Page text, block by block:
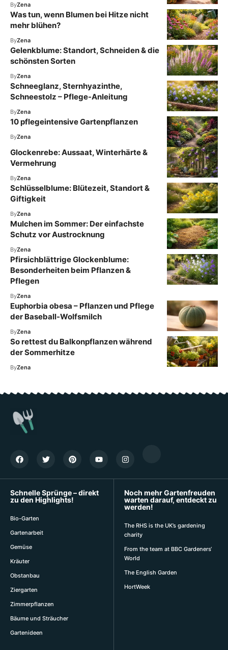
ByZena
Was tun, wenn Blumen bei Hitze nicht
mehr blühen?
ByZena
Gelenkblume: Standort, Schneiden & die
schönsten Sorten
ByZena
Schneeglanz, Sternhyazinthe,
Schneestolz – Pflege-Anleitung
ByZena
10 pflegeintensive Gartenpflanzen
ByZena
Glockenrebe: Aussaat, Winterhärte &
Vermehrung
ByZena
Schlüsselblume: Blütezeit, Standort &
Giftigkeit
ByZena
Mulchen im Sommer: Der einfachste
Schutz vor Austrocknung
ByZena
Pfirsichblättrige Glockenblume:
Besonderheiten beim Pflanzen &
Pflegen
ByZena
Euphorbia obesa – Pflanzen und Pflege
der Baseball-Wolfsmilch
ByZena
So rettest du Balkonpflanzen während
der Sommerhitze
ByZena
Schnelle Sprünge – direkt
zu den Highlights!
Bio-Garten
Gartenarbeit
Gemüse
Kräuter
Obstanbau
Ziergarten
Zimmerpflanzen
Bäume und Sträucher
Gartenideen
Noch mehr Gartenfreuden
warten darauf, entdeckt zu
werden!
The RHS is the UK’s gardening
charity
From the team at BBC Gardeners‘
World
The English Garden
HortWeek